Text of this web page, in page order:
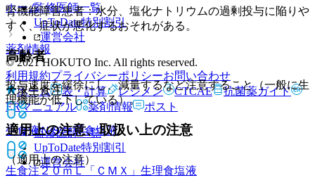
ホーム
薬剤情報
大塚生食注
生食液ＮＳ生理食塩液
生食注２０ｍＬ「ＣＭＸ」 生理食塩液
腎機能障害患者：水分、塩化ナトリウムの過剰投与に陥りや
すく、症状が悪化するおそれがある。
高齢者
投与速度を緩徐にし、減量するなど注意すること（一般に生
理機能が低下している）。
適用上の注意、取扱い上の注意
（適用上の注意）
監修医師一覧
UpToDate特別割引
運営会社
© 2021 HOKUTO Inc. All rights reserved.
利用規約プライバシーポリシーお問い合わせ
ホーム
表・計算 レジメン CTCAE
抗菌薬ガイド
ERマニュアル
薬剤情報 ポスト
監修医師一覧
UpToDate特別割引
運営会社